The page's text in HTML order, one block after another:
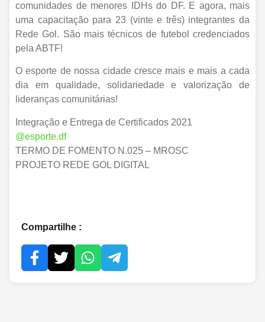
comunidades de menores IDHs do DF. E agora, mais
uma capacitação para 23 (vinte e três) integrantes da
Rede Gol. São mais técnicos de futebol credenciados
pela ABTF!
O esporte de nossa cidade cresce mais e mais a cada
dia em qualidade, solidariedade e valorização de
lideranças comunitárias!
Integração e Entrega de Certificados 2021
@esporte.df
TERMO DE FOMENTO N.025 – MROSC
PROJETO REDE GOL DIGITAL
Compartilhe :